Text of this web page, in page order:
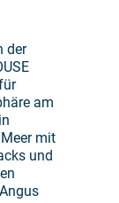
der
am
mit
und